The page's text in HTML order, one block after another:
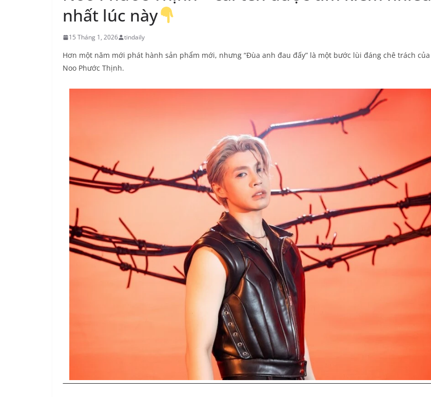
nhất lúc này
15 Tháng 1, 2026 tindaily
Hơn một năm mới phát hành sản phẩm mới, nhưng “Đùa anh đau đấy” là một bước lùi đáng chê trách của
Noo Phước Thịnh.